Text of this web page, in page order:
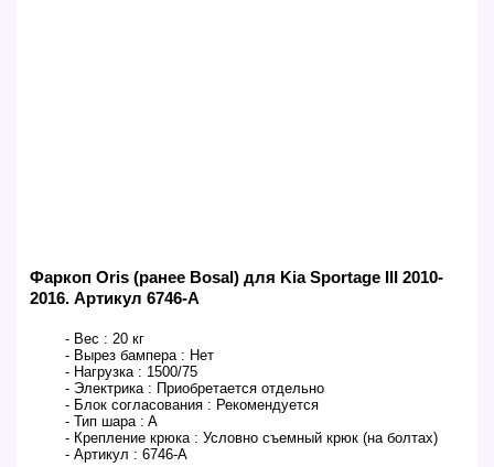
Фаркоп Oris (ранее Bosal) для Kia Sportage III 2010-
2016. Артикул 6746-A
- Вес : 20 кг
- Вырез бампера : Нет
- Нагрузка : 1500/75
- Электрика : Приобретается отдельно
- Блок согласования : Рекомендуется
- Тип шара : A
- Крепление крюка : Условно съемный крюк (на болтах)
- Артикул : 6746-A